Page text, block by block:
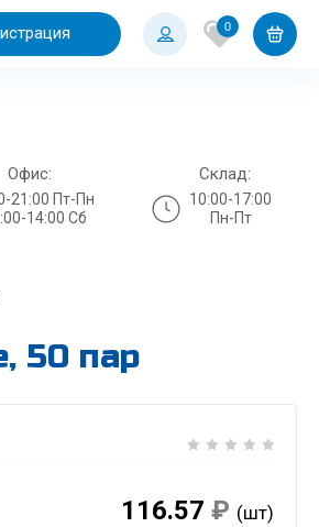
0
Офис:
21:00 Пт-Пн
14:00 Сб
Склад:
10:00-17:00
Пн-Пт
50 пар
116.57 ₽ (шт)